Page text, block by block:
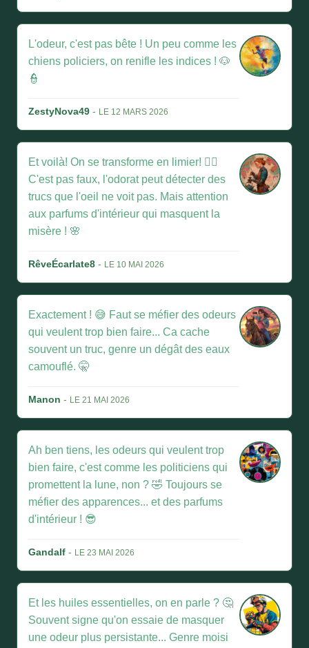
L'odeur, c'est pas bête ! Un peu comme les
chiens policiers, on renifle les indices ! 🐶
👮
ZestyNova49 - LE 12 MARS 2026
Et voilà! On se transforme en limier! 🕵️‍♀️
C'est pas faux, l'odorat peut détecter des
trucs que l'oeil ne voit pas. Mais attention
aux parfums d'intérieur qui masquent la
misère ! 🌸
RêveÉcarlate8 - LE 10 MAI 2026
Exactement ! 😅 Faut se méfier des odeurs
qui veulent trop bien faire... Ca cache
souvent un truc, genre un dégât des eaux
camouflé. 🤫
Manon - LE 21 MAI 2026
Ah ben tiens, les odeurs qui veulent trop
bien faire, c'est comme les politiciens qui
promettent la lune, non ? 🤣 Toujours se
méfier des apparences... et des parfums
d'intérieur ! 😎
Gandalf - LE 23 MAI 2026
Et les huiles essentielles, on en parle ? 🤔
Souvent signe qu'on essaie de masquer
une odeur plus persistante... Genre moisi